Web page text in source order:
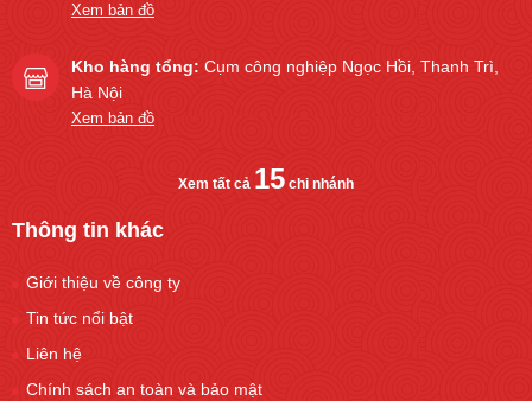
Xem bản đồ
Kho hàng tổng: Cụm công nghiệp Ngọc Hồi, Thanh Trì,
Hà Nội
Xem bản đồ
Xem tất cả 15 chi nhánh
Thông tin khác
Giới thiệu về công ty
Tin tức nổi bật
Liên hệ
Chính sách an toàn và bảo mật